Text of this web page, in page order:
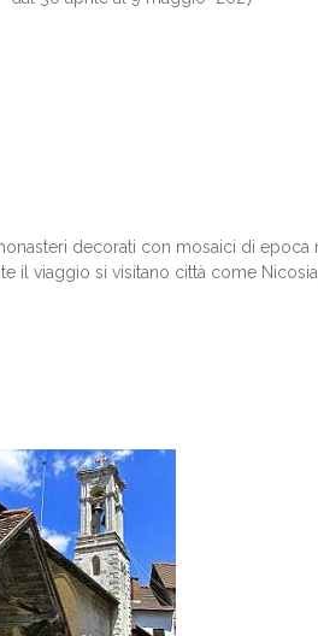
decorati con mosaici di epoca
il viaggio si visitano città come